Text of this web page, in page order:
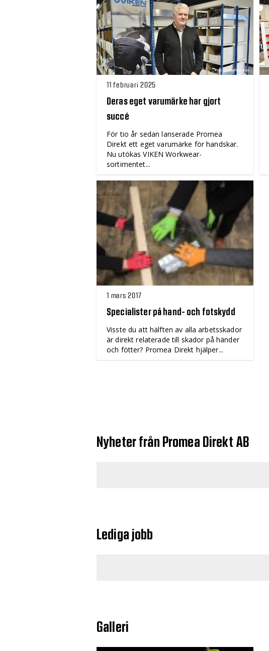
11 februari 2025
Deras eget varumärke har gjort
succé
För tio år sedan lanserade Promea
Direkt ett eget varumärke för handskar.
Nu utökas VIKEN Workwear-
sortimentet...
1 mars 2017
Specialister på hand- och fotskydd
Visste du att hälften av alla arbetsskador
är direkt relaterade till skador på händer
och fötter? Promea Direkt hjälper...
Nyheter från Promea Direkt AB
Lediga jobb
Galleri